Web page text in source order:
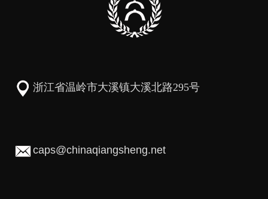
浙江省温岭市大溪镇大溪北路295号
caps@chinaqiangsheng.net